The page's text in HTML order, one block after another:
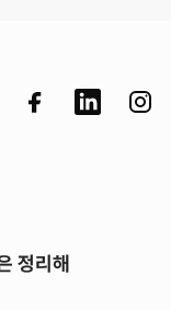
정리해